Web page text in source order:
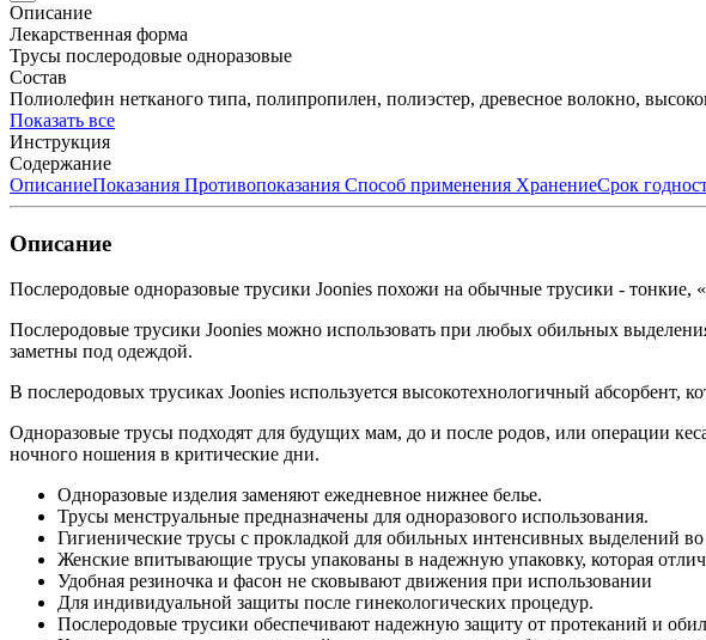
Описание
Лекарственная форма
Трусы послеродовые одноразовые
Состав
Полиолефин нетканого типа, полипропилен, полиэстер, древесное волокно,
Показать все
Инструкция
Содержание
ОписаниеПоказания Противопоказания Способ применения ХранениеСрок
Описание
Послеродовые одноразовые трусики Joonies похожи на обычные трусики -
Послеродовые трусики Joonies можно использовать при любых обильных
заметны под одеждой.
В послеродовых трусиках Joonies используется высокотехнологичный абсорбент,
Одноразовые трусы подходят для будущих мам, до и после родов, или операции
ночного ношения в критические дни.
Одноразовые изделия заменяют ежедневное нижнее белье.
Трусы менструальные предназначены для одноразового использования.
Гигиенические трусы с прокладкой для обильных интенсивных выделений
Женские впитывающие трусы упакованы в надежную упаковку, которая
Удобная резиночка и фасон не сковывают движения при использовании
Для индивидуальной защиты после гинекологических процедур.
Послеродовые трусики обеспечивают надежную защиту от протеканий и